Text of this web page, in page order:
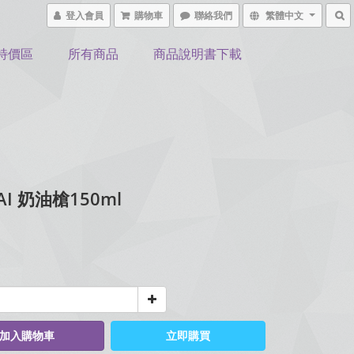
登入會員 購物車 聯絡我們 繁體中文
價區 所有商品 商品說明書下載
奶油槍150ml
加入購物車 立即購買